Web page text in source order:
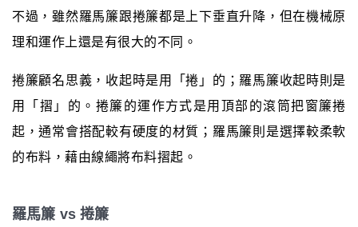
不過，雖然羅馬簾跟捲簾都是上下垂直升降，但在機械原
理和運作上還是有很大的不同。
捲簾顧名思義，收起時是用「捲」的；羅馬簾收起時則是
用「摺」的。捲簾的運作方式是用頂部的滾筒把窗簾捲
起，通常會搭配較有硬度的材質；羅馬簾則是選擇較柔軟
的布料，藉由線繩將布料摺起。
羅馬簾 vs 捲簾